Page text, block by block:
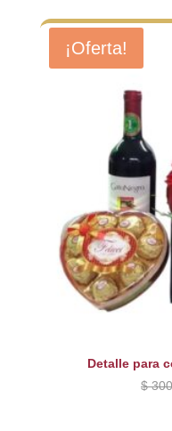
¡Oferta!
Detalle para
$